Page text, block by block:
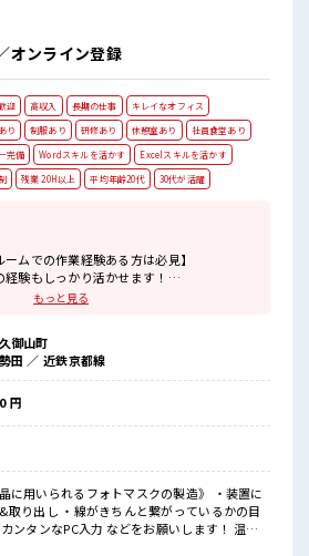
オンライン登録
迎 高収入 長期の仕事
キレイなオフィス
り
制服あり 研修あり 休憩室あり
社員食堂あり
完備
Wordスキルを活かす
Excelスキルを活かす
残業 20H以上 平均年齢20代 30代が活躍
ームでの作業経験ある方は必見】
験もしっかり活かせます！
応募OK。
温度・湿度もキチンと管理されており、
働きやすい環境です。
いるのでマイカー通勤OK！
！
になった方はお気軽にご応募ください
ッフさん多数カツヤク中》
テキな職場環境☆
で便利♪
カー通勤OK！
もっと見る
御山町
田 ／ 近鉄京都線
円
に用いられるフォトマスクの製造》 ・装置に
取り出し ・線がきちんと繋がっているかの目
ンタンなPC入力 などをお願いします！ 温度
のクリーンルームでの作業！ ■お仕事PR